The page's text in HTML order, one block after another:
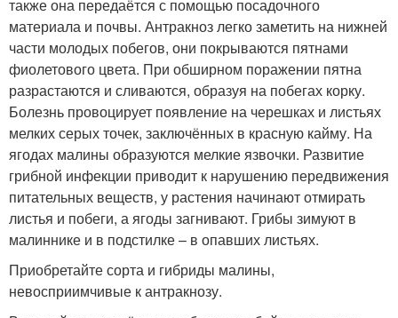
также она передаётся с помощью посадочного
материала и почвы. Антракноз легко заметить на нижней
части молодых побегов, они покрываются пятнами
фиолетового цвета. При обширном поражении пятна
разрастаются и сливаются, образуя на побегах корку.
Болезнь провоцирует появление на черешках и листьях
мелких серых точек, заключённых в красную кайму. На
ягодах малины образуются мелкие язвочки. Развитие
грибной инфекции приводит к нарушению передвижения
питательных веществ, у растения начинают отмирать
листья и побеги, а ягоды загнивают. Грибы зимуют в
малиннике и в подстилке – в опавших листьях.
Приобретайте сорта и гибриды малины,
невосприимчивые к антракнозу.